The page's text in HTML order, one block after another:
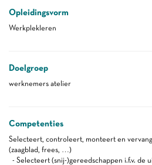
Opleidingsvorm
Werkplekleren
Doelgroep
werknemers atelier
Competenties
Selecteert, controleert, monteert en
(zaagblad, frees, …)
- Selecteert (snij-)gereedschappen i.f.v. de